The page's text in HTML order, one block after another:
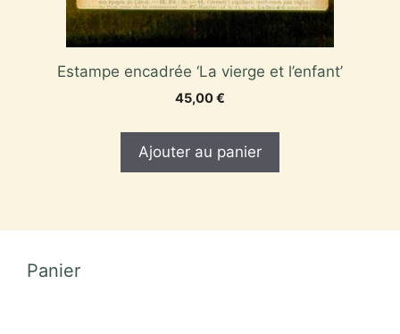
Estampe encadrée ‘La vierge et l’enfant’
45,00€
Ajouter au panier
Panier